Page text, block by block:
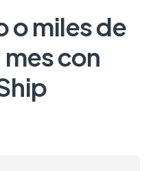
o miles de
con